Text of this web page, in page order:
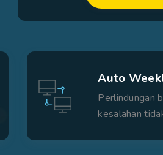
Auto
Perlindungan
kesalahan